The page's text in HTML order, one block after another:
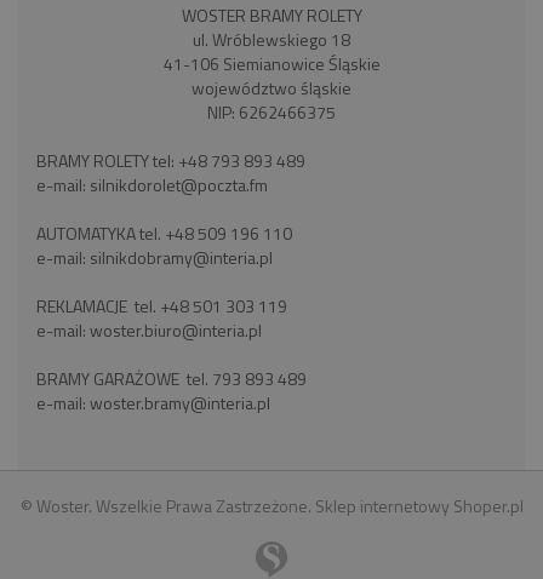
WOSTER BRAMY ROLETY
ul. Wróblewskiego 18
41-106 Siemianowice Śląskie
województwo śląskie
NIP: 6262466375
BRAMY ROLETY tel: +48 793 893 489
e-mail: silnikdorolet@poczta.fm
AUTOMATYKA tel. +48 509 196 110
e-mail: silnikdobramy@interia.pl
REKLAMACJE tel. +48 501 303 119
e-mail:woster.biuro@interia.pl
BRAMY GARAŻOWE tel. 793 893 489
e-mail:woster.bramy@interia.pl
© Woster. Wszelkie Prawa Zastrzeżone. Sklep internetowy Shoper.pl